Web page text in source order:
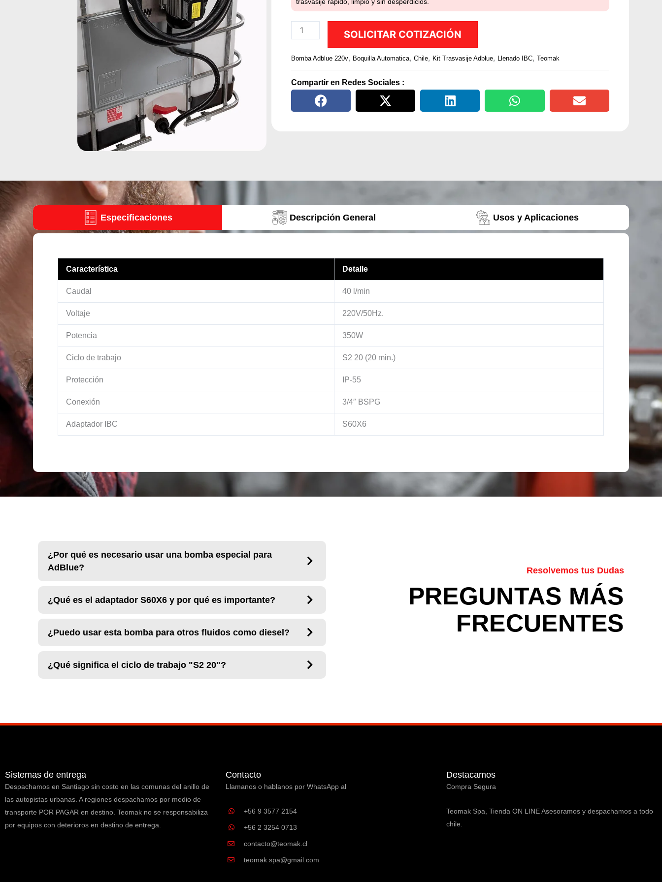
Kit
para
AdBlue
–
Bomba
SOLICITAR COTIZACIÓN
Bomba Adblue 220v, Boquilla Automatica, Chile, Kit Trasvasije Adblue, Llenado IBC, Teomak
Compartir en Redes Sociales :
Especificaciones Descripción General Usos y Aplicaciones
Característica Detalle
Caudal 40 l/min
Voltaje 220V/50Hz.
Potencia 350W
Ciclo de trabajo S2 20 (20 min.)
Protección IP-55
Conexión 3/4″ BSPG
Adaptador IBC S60X6
¿Por qué es necesario usar una bomba especial para
AdBlue?
¿Qué es el adaptador S60X6 y por qué es importante?
¿Puedo usar esta bomba para otros fluidos como diesel?
¿Qué significa el ciclo de trabajo "S2 20"?
Resolvemos tus Dudas
PREGUNTAS MÁS
FRECUENTES
Sistemas de entrega
Despachamos en Santiago sin costo en las comunas del anillo de
las autopistas urbanas. A regiones despachamos por medio de
transporte POR PAGAR en destino. Teomak no se responsabiliza
por equipos con deterioros en destino de entrega.
Contacto
Llamanos o hablanos por WhatsApp al
+56 9 3577 2154
+56 2 3254 0713
contacto@teomak.cl
teomak.spa@gmail.com
Destacamos
Compra Segura
Teomak Spa, Tienda ON LINE Asesoramos y despachamos a todo
chile.